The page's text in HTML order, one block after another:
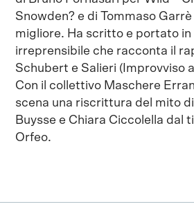
Snowden? e di Tommaso Garrè
migliore. Ha scritto e portato
irreprensibile che racconta il
Schubert e Salieri (Improvviso
Con il collettivo Maschere
scena una riscrittura del mito
Buysse e Chiara Ciccolella dal
Orfeo.